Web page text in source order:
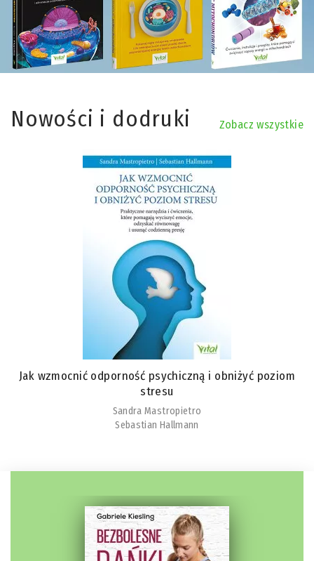
Nowości i dodruki Zobacz wszystkie
Jak wzmocnić odporność psychiczną i obniżyć poziom
stresu
Sandra Mastropietro
Sebastian Hallmann